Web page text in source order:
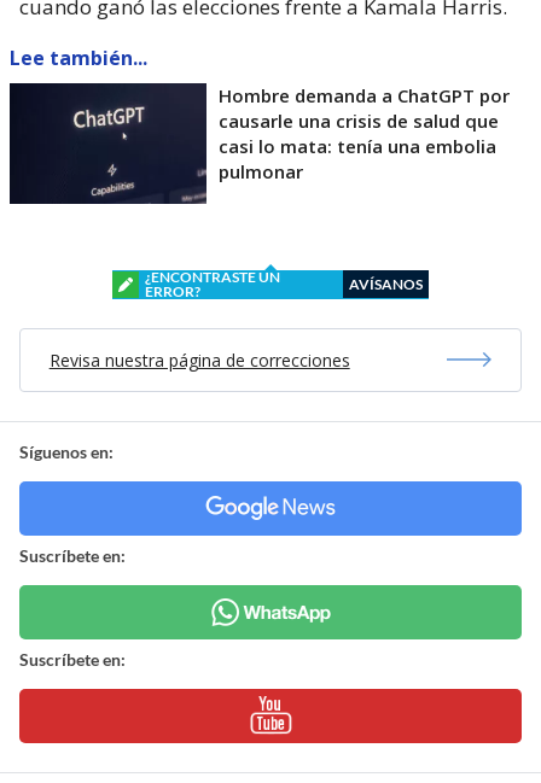
cuando ganó las elecciones frente a Kamala Harris.
Lee también...
Hombre demanda a ChatGPT por
causarle una crisis de salud que
casi lo mata: tenía una embolia
pulmonar
¿ENCONTRASTE UN
ERROR?
AVÍSANOS
Revisa nuestra página de correcciones
Síguenos en:
Suscríbete en:
Suscríbete en: